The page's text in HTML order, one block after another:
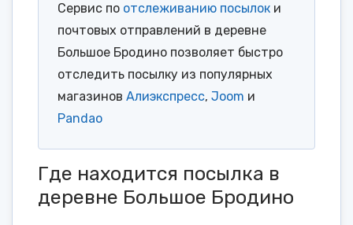
Сервис по отслеживанию посылок и
почтовых отправлений в деревне
Большое Бродино позволяет быстро
отследить посылку из популярных
магазинов Алиэкспресс, Joom и
Pandao
Где находится посылка в
деревне Большое Бродино